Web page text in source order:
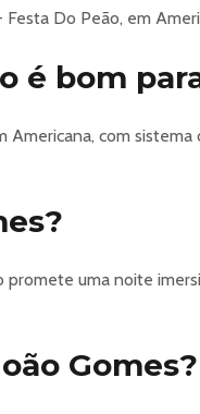
Do Peão, em
é bom
Americana, com
promete uma noite
Gomes?